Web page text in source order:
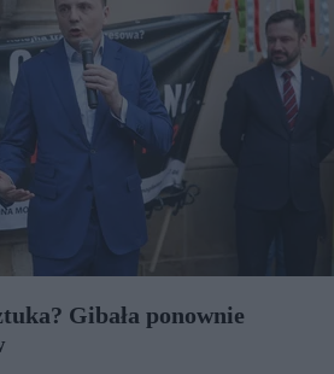
Gibała ponownie